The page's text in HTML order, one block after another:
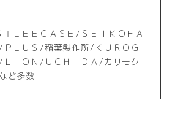
ＬＥＥＣＡＳＥ/ＳＥＩＫＯＦＡ
ＬＵＳ/稲葉製作所/ＫＵＲＯＧ
ＩＯＮ/ＵＣＨＩＤＡ/カリモク
ど多数